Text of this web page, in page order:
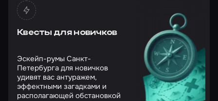
Квесты для новичков
Эскейп-румы Санкт-
Петербурга для новичков
удивят вас антуражем,
эффектными загадками и
располагающей обстановкой